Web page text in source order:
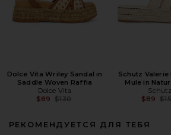
Dolce Vita Wriley Sandal in
Saddle Woven Raffia
Dolce Vita
$89 Previous price:
$130
Schutz
Mule in
Schutz
$89
РЕКОМЕНДУЕТСЯ ДЛЯ ТЕБЯ